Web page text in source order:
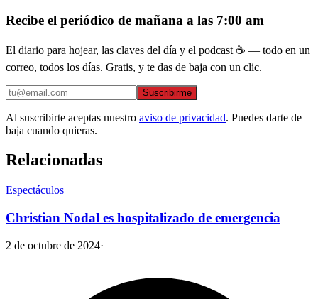
Recibe el periódico de mañana a las 7:00 am
El diario para hojear, las claves del día y el podcast ☕ — todo en un
correo, todos los días. Gratis, y te das de baja con un clic.
Suscribirme
Al suscribirte aceptas nuestro aviso de privacidad. Puedes darte de
baja cuando quieras.
Relacionadas
Espectáculos
Christian Nodal es hospitalizado de emergencia
2 de octubre de 2024·